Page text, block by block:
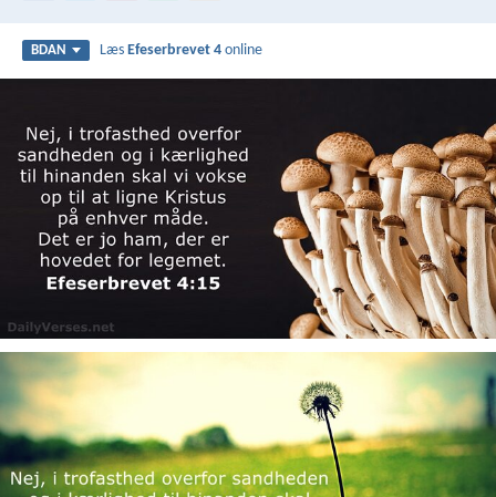
BDAN LæsEfeserbrevet 4 online